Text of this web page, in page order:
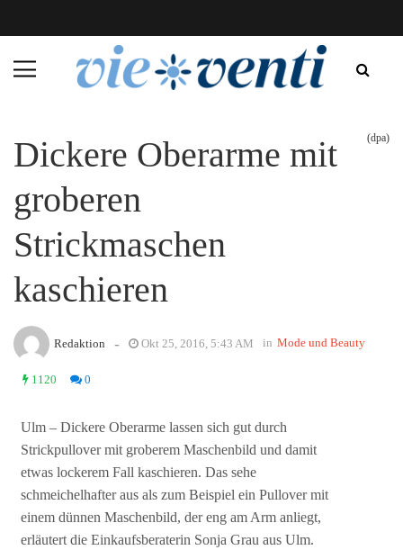
Dickere Oberarme mit
groberen
Strickmaschen
kaschieren
(dpa)
Redaktion - Okt 25, 2016, 5:43 AM in Mode und Beauty
1120 0
Ulm – Dickere Oberarme lassen sich gut durch
Strickpullover mit groberem Maschenbild und damit
etwas lockerem Fall kaschieren. Das sehe
schmeichelhafter aus als zum Beispiel ein Pullover mit
einem dünnen Maschenbild, der eng am Arm anliegt,
erläutert die Einkaufsberaterin Sonja Grau aus Ulm.